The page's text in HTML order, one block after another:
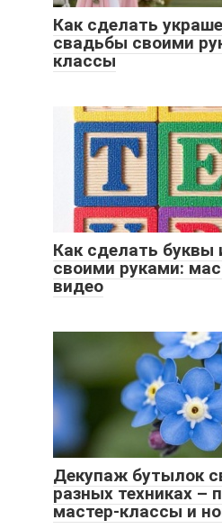
Как сделать
свадьбы своими
классы
Как сделать буквы
своими руками:
видео
Декупаж бутылок
разных техниках –
мастер-классы и